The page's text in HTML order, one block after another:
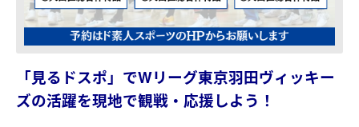
「見るドスポ」でWリーグ東京羽田ヴィッキー
ズの活躍を現地で観戦・応援しよう！